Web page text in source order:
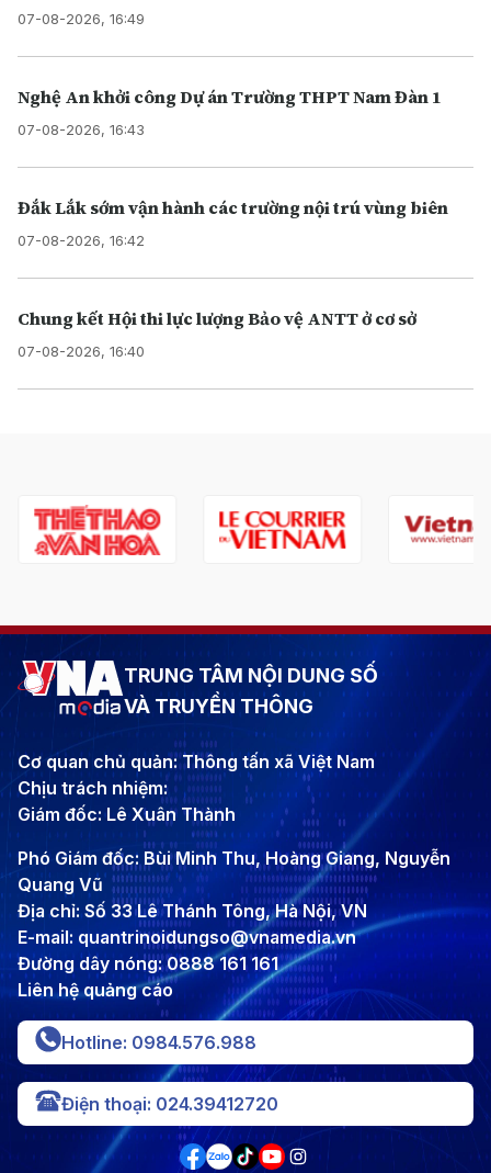
07-08-2026, 16:49
Nghệ An khởi công Dự án Trường THPT Nam Đàn 1
07-08-2026, 16:43
Đắk Lắk sớm vận hành các trường nội trú vùng biên
07-08-2026, 16:42
Chung kết Hội thi lực lượng Bảo vệ ANTT ở cơ sở
07-08-2026, 16:40
TRUNG TÂM NỘI DUNG SỐ
VÀ TRUYỀN THÔNG
Cơ quan chủ quản: Thông tấn xã Việt Nam
Chịu trách nhiệm:
Giám đốc: Lê Xuân Thành
Phó Giám đốc: Bùi Minh Thu, Hoàng Giang, Nguyễn
Quang Vũ
Địa chỉ: Số 33 Lê Thánh Tông, Hà Nội, VN
E-mail: quantrinoidungso@vnamedia.vn
Đường dây nóng: 0888 161 161
Liên hệ quảng cáo
Hotline: 0984.576.988
Điện thoại: 024.39412720